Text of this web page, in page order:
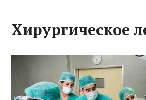
Хирургическое